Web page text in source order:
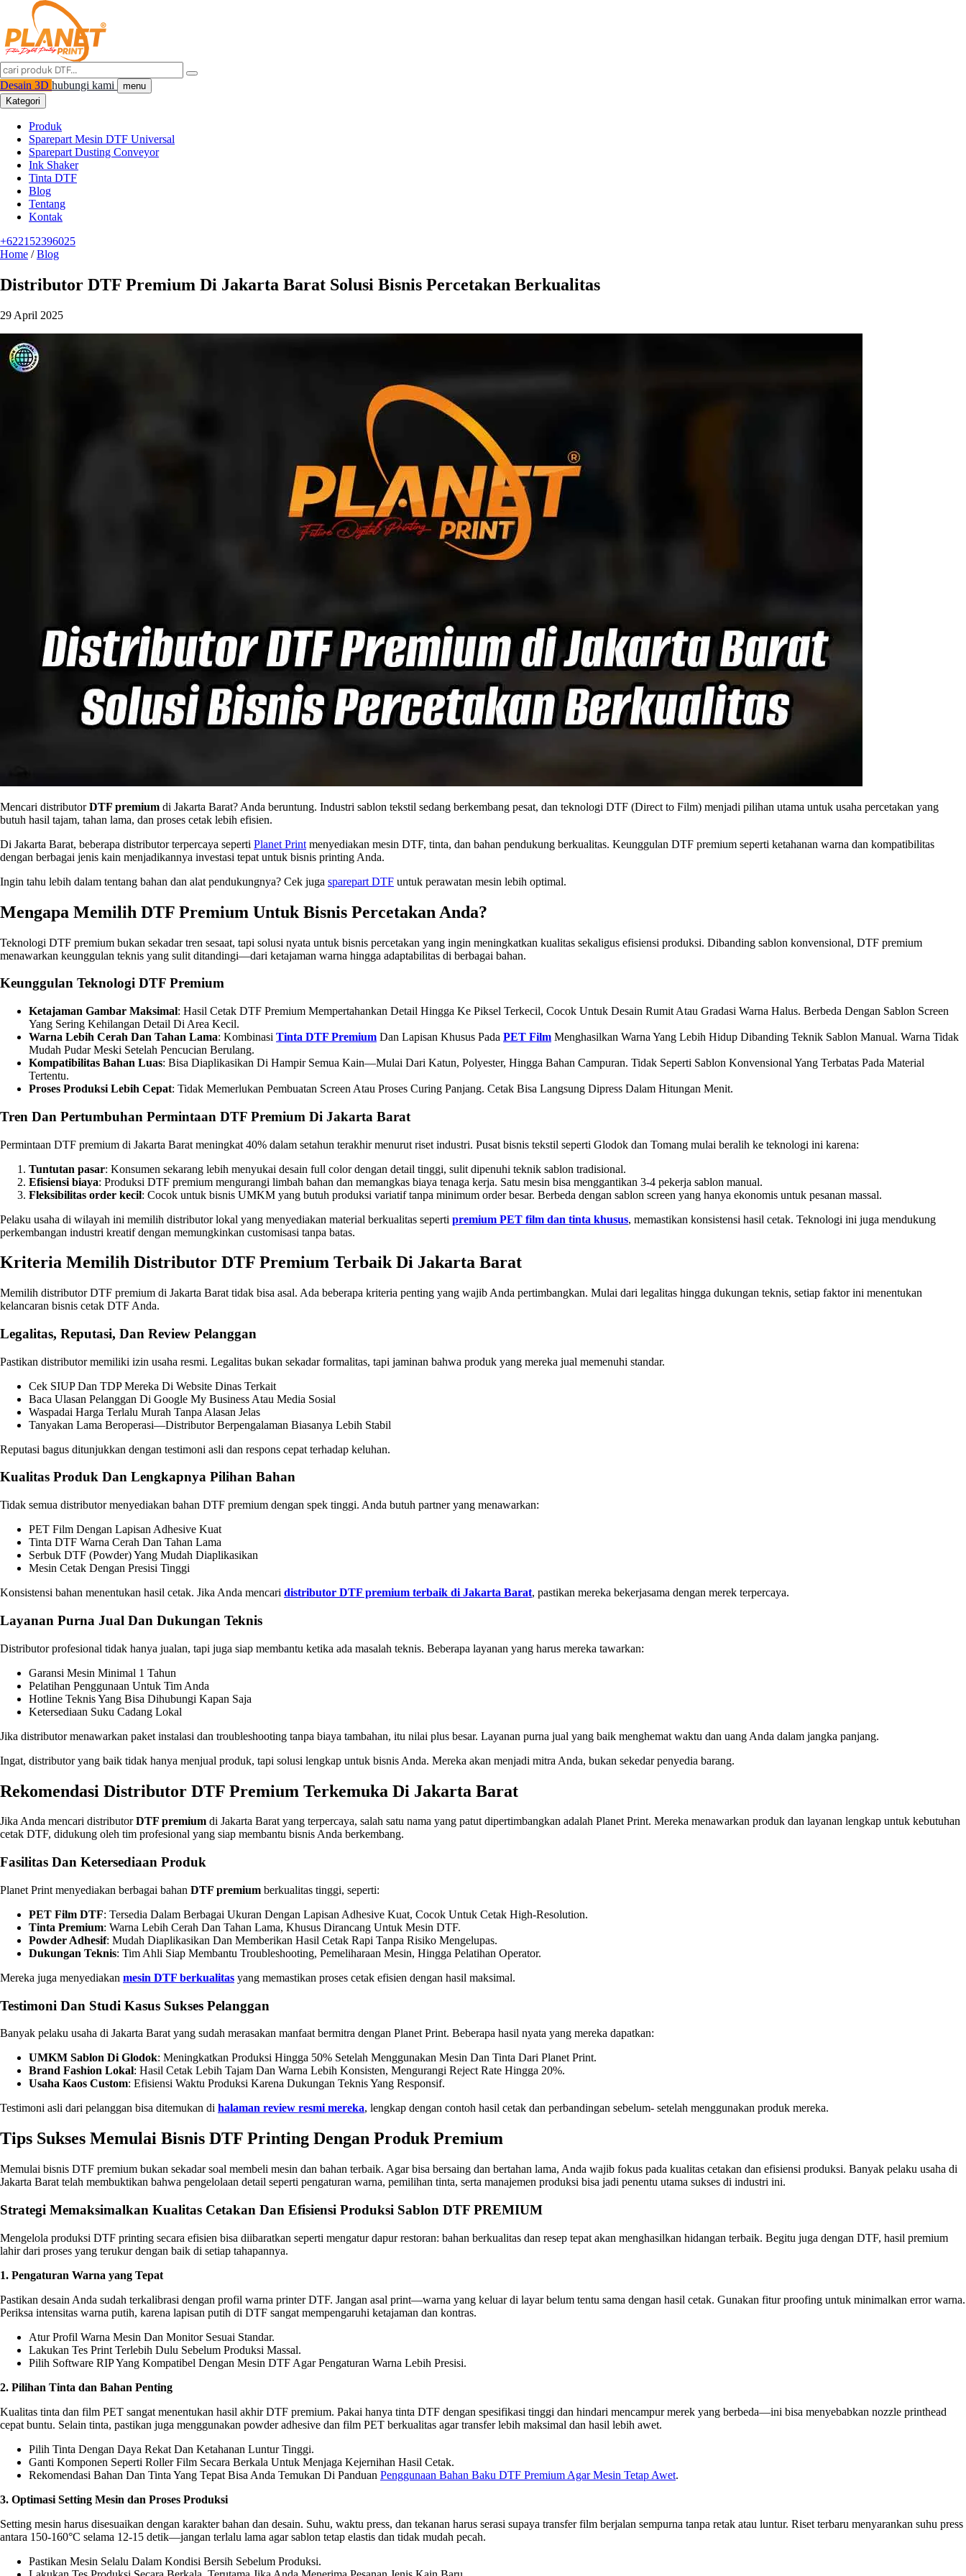
Desain 3D hubungi kami
menu
Kategori
Produk
Sparepart Mesin DTF Universal
Sparepart Dusting Conveyor
Ink Shaker
Tinta DTF
Blog
Tentang
Kontak
+622152396025
Home /Blog
Distributor DTF Premium Di Jakarta Barat Solusi Bisnis Percetakan Berkualitas
29 April 2025
Mencari distributorDTF premium di Jakarta Barat? Anda beruntung. Industri sablon tekstil sedang berkembang pesat, dan teknologi DTF (Direct to Film) menjadi pilihan utama untuk usaha percetakan yang
butuh hasil tajam, tahan lama, dan proses cetak lebih efisien.
Di Jakarta Barat, beberapa distributor terpercaya seperti Planet Print menyediakan mesin DTF, tinta, dan bahan pendukung berkualitas. Keunggulan DTF premium seperti ketahanan warna dan kompatibilitas
dengan berbagai jenis kain menjadikannya investasi tepat untuk bisnis printing Anda.
Ingin tahu lebih dalam tentang bahan dan alat pendukungnya? Cek juga sparepart DTF untuk perawatan mesin lebih optimal.
Mengapa Memilih DTF Premium Untuk Bisnis Percetakan Anda?
Teknologi DTF premium bukan sekadar tren sesaat, tapi solusi nyata untuk bisnis percetakan yang ingin meningkatkan kualitas sekaligus efisiensi produksi. Dibanding sablon konvensional, DTF premium
menawarkan keunggulan teknis yang sulit ditandingi—dari ketajaman warna hingga adaptabilitas di berbagai bahan.
Keunggulan Teknologi DTF Premium
Ketajaman Gambar Maksimal: Hasil Cetak DTF Premium Mempertahankan Detail Hingga Ke Piksel Terkecil, Cocok Untuk Desain Rumit Atau Gradasi Warna Halus. Berbeda Dengan Sablon Screen
Yang Sering Kehilangan Detail Di Area Kecil.
Warna Lebih Cerah Dan Tahan Lama: Kombinasi Tinta DTF Premium Dan Lapisan Khusus Pada PET Film Menghasilkan Warna Yang Lebih Hidup Dibanding Teknik Sablon Manual. Warna Tidak
Mudah Pudar Meski Setelah Pencucian Berulang.
Kompatibilitas Bahan Luas: Bisa Diaplikasikan Di Hampir Semua Kain—Mulai Dari Katun, Polyester, Hingga Bahan Campuran. Tidak Seperti Sablon Konvensional Yang Terbatas Pada Material
Tertentu.
Proses Produksi Lebih Cepat: Tidak Memerlukan Pembuatan Screen Atau Proses Curing Panjang. Cetak Bisa Langsung Dipress Dalam Hitungan Menit.
Tren Dan Pertumbuhan Permintaan DTF Premium Di Jakarta Barat
Permintaan DTF premium di Jakarta Barat meningkat 40% dalam setahun terakhir menurut riset industri. Pusat bisnis tekstil seperti Glodok dan Tomang mulai beralih ke teknologi ini karena:
Tuntutan pasar: Konsumen sekarang lebih menyukai desain full color dengan detail tinggi, sulit dipenuhi teknik sablon tradisional.
Efisiensi biaya: Produksi DTF premium mengurangi limbah bahan dan memangkas biaya tenaga kerja. Satu mesin bisa menggantikan 3-4 pekerja sablon manual.
Fleksibilitas order kecil: Cocok untuk bisnis UMKM yang butuh produksi variatif tanpa minimum order besar. Berbeda dengan sablon screen yang hanya ekonomis untuk pesanan massal.
Pelaku usaha di wilayah ini memilih distributor lokal yang menyediakan material berkualitas seperti premium PET film dan tinta khusus, memastikan konsistensi hasil cetak. Teknologi ini juga mendukung
perkembangan industri kreatif dengan memungkinkan customisasi tanpa batas.
Kriteria Memilih Distributor DTF Premium Terbaik Di Jakarta Barat
Memilih distributor DTF premium di Jakarta Barat tidak bisa asal. Ada beberapa kriteria penting yang wajib Anda pertimbangkan. Mulai dari legalitas hingga dukungan teknis, setiap faktor ini menentukan
kelancaran bisnis cetak DTF Anda.
Legalitas, Reputasi, Dan Review Pelanggan
Pastikan distributor memiliki izin usaha resmi. Legalitas bukan sekadar formalitas, tapi jaminan bahwa produk yang mereka jual memenuhi standar.
Cek SIUP Dan TDP Mereka Di Website Dinas Terkait
Baca Ulasan Pelanggan Di Google My Business Atau Media Sosial
Waspadai Harga Terlalu Murah Tanpa Alasan Jelas
Tanyakan Lama Beroperasi—Distributor Berpengalaman Biasanya Lebih Stabil
Reputasi bagus ditunjukkan dengan testimoni asli dan respons cepat terhadap keluhan.
Kualitas Produk Dan Lengkapnya Pilihan Bahan
Tidak semua distributor menyediakan bahan DTF premium dengan spek tinggi. Anda butuh partner yang menawarkan:
PET Film Dengan Lapisan Adhesive Kuat
Tinta DTF Warna Cerah Dan Tahan Lama
Serbuk DTF (powder) Yang Mudah Diaplikasikan
Mesin Cetak Dengan Presisi Tinggi
Konsistensi bahan menentukan hasil cetak. Jika Anda mencari distributor DTF premium terbaik di Jakarta Barat, pastikan mereka bekerjasama dengan merek terpercaya.
Layanan Purna Jual Dan Dukungan Teknis
Distributor profesional tidak hanya jualan, tapi juga siap membantu ketika ada masalah teknis. Beberapa layanan yang harus mereka tawarkan:
Garansi Mesin Minimal 1 Tahun
Pelatihan Penggunaan Untuk Tim Anda
Hotline Teknis Yang Bisa Dihubungi Kapan Saja
Ketersediaan Suku Cadang Lokal
Jika distributor menawarkan paket instalasi dan troubleshooting tanpa biaya tambahan, itu nilai plus besar. Layanan purna jual yang baik menghemat waktu dan uang Anda dalam jangka panjang.
Ingat, distributor yang baik tidak hanya menjual produk, tapi solusi lengkap untuk bisnis Anda. Mereka akan menjadi mitra Anda, bukan sekedar penyedia barang.
Rekomendasi Distributor DTF Premium Terkemuka Di Jakarta Barat
Jika Anda mencari distributorDTF premium di Jakarta Barat yang terpercaya, salah satu nama yang patut dipertimbangkan adalah Planet Print. Mereka menawarkan produk dan layanan lengkap untuk kebutuhan
cetak DTF, didukung oleh tim profesional yang siap membantu bisnis Anda berkembang.
Fasilitas Dan Ketersediaan Produk
Planet Print menyediakan berbagai bahan DTF premium berkualitas tinggi, seperti:
PET Film DTF: Tersedia Dalam Berbagai Ukuran Dengan Lapisan Adhesive Kuat, Cocok Untuk Cetak High-Resolution.
Tinta Premium: Warna Lebih Cerah Dan Tahan Lama, Khusus Dirancang Untuk Mesin DTF.
Powder Adhesif: Mudah Diaplikasikan Dan Memberikan Hasil Cetak Rapi Tanpa Risiko Mengelupas.
Dukungan Teknis: Tim Ahli Siap Membantu Troubleshooting, Pemeliharaan Mesin, Hingga Pelatihan Operator.
Mereka juga menyediakan mesin DTF berkualitas yang memastikan proses cetak efisien dengan hasil maksimal.
Testimoni Dan Studi Kasus Sukses Pelanggan
Banyak pelaku usaha di Jakarta Barat yang sudah merasakan manfaat bermitra dengan Planet Print. Beberapa hasil nyata yang mereka dapatkan:
UMKM Sablon Di Glodok: Meningkatkan Produksi Hingga 50% Setelah Menggunakan Mesin Dan Tinta Dari Planet Print.
Brand Fashion Lokal: Hasil Cetak Lebih Tajam Dan Warna Lebih Konsisten, Mengurangi Reject Rate Hingga 20%.
Usaha Kaos Custom: Efisiensi Waktu Produksi Karena Dukungan Teknis Yang Responsif.
Testimoni asli dari pelanggan bisa ditemukan di halaman review resmi mereka, lengkap dengan contoh hasil cetak dan perbandingan sebelum- setelah menggunakan produk mereka.
Tips Sukses Memulai Bisnis DTF Printing Dengan Produk Premium
Memulai bisnis DTF premium bukan sekadar soal membeli mesin dan bahan terbaik. Agar bisa bersaing dan bertahan lama, Anda wajib fokus pada kualitas cetakan dan efisiensi produksi. Banyak pelaku usaha di
Jakarta Barat telah membuktikan bahwa pengelolaan detail seperti pengaturan warna, pemilihan tinta, serta manajemen produksi bisa jadi penentu utama sukses di industri ini.
Strategi Memaksimalkan Kualitas Cetakan Dan Efisiensi Produksi Sablon DTF PREMIUM
Mengelola produksi DTF printing secara efisien bisa diibaratkan seperti mengatur dapur restoran: bahan berkualitas dan resep tepat akan menghasilkan hidangan terbaik. Begitu juga dengan DTF, hasil premium
lahir dari proses yang terukur dengan baik di setiap tahapannya.
1. Pengaturan Warna yang Tepat
Pastikan desain Anda sudah terkalibrasi dengan profil warna printer DTF. Jangan asal print—warna yang keluar di layar belum tentu sama dengan hasil cetak. Gunakan fitur proofing untuk minimalkan error warna.
Periksa intensitas warna putih, karena lapisan putih di DTF sangat mempengaruhi ketajaman dan kontras.
Atur Profil Warna Mesin Dan Monitor Sesuai Standar.
Lakukan Tes Print Terlebih Dulu Sebelum Produksi Massal.
Pilih Software RIP Yang Kompatibel Dengan Mesin DTF Agar Pengaturan Warna Lebih Presisi.
2. Pilihan Tinta dan Bahan Penting
Kualitas tinta dan film PET sangat menentukan hasil akhir DTF premium. Pakai hanya tinta DTF dengan spesifikasi tinggi dan hindari mencampur merek yang berbeda—ini bisa menyebabkan nozzle printhead
cepat buntu. Selain tinta, pastikan juga menggunakan powder adhesive dan film PET berkualitas agar transfer lebih maksimal dan hasil lebih awet.
Pilih Tinta Dengan Daya Rekat Dan Ketahanan Luntur Tinggi.
Ganti Komponen Seperti Roller Film Secara Berkala Untuk Menjaga Kejernihan Hasil Cetak.
Rekomendasi Bahan Dan Tinta Yang Tepat Bisa Anda Temukan Di Panduan Penggunaan Bahan Baku DTF Premium Agar Mesin Tetap Awet.
3. Optimasi Setting Mesin dan Proses Produksi
Setting mesin harus disesuaikan dengan karakter bahan dan desain. Suhu, waktu press, dan tekanan harus serasi supaya transfer film berjalan sempurna tanpa retak atau luntur. Riset terbaru menyarankan suhu press
antara 150-160°C selama 12-15 detik—jangan terlalu lama agar sablon tetap elastis dan tidak mudah pecah.
Pastikan Mesin Selalu Dalam Kondisi Bersih Sebelum Produksi.